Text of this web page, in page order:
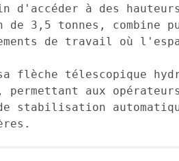
d'accéder à des
de 3,5 tonnes,
de travail où
flèche télescopique
permettant aux
de stabilisation